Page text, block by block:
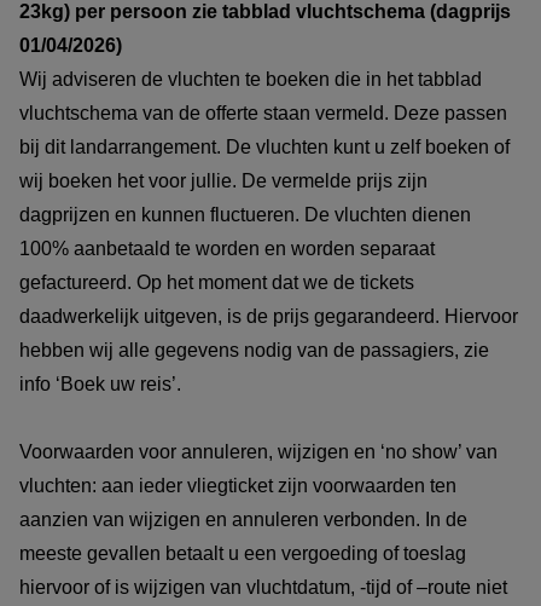
23kg) per persoon zie tabblad vluchtschema (dagprijs
01/04/2026)
Wij adviseren de vluchten te boeken die in het tabblad
vluchtschema van de offerte staan vermeld. Deze passen
bij dit landarrangement. De vluchten kunt u zelf boeken of
wij boeken het voor jullie. De vermelde prijs zijn
dagprijzen en kunnen fluctueren. De vluchten dienen
100% aanbetaald te worden en worden separaat
gefactureerd. Op het moment dat we de tickets
daadwerkelijk uitgeven, is de prijs gegarandeerd. Hiervoor
hebben wij alle gegevens nodig van de passagiers, zie
info ‘Boek uw reis’.
Voorwaarden voor annuleren, wijzigen en ‘no show’ van
vluchten: aan ieder vliegticket zijn voorwaarden ten
aanzien van wijzigen en annuleren verbonden. In de
meeste gevallen betaalt u een vergoeding of toeslag
hiervoor of is wijzigen van vluchtdatum, -tijd of –route niet